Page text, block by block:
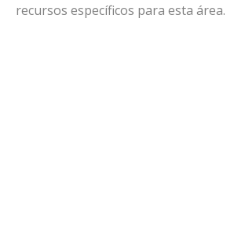
recursos específicos para esta área.